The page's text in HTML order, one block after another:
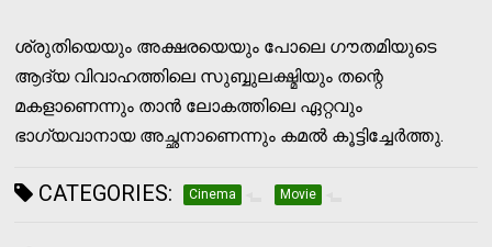
ശ്രുതിയെയും അക്ഷരയെയും പോലെ ഗൗതമിയുടെ
ആദ്യ വിവാഹത്തിലെ സുബ്ബുലക്ഷ്മിയും തന്റെ
മകളാണെന്നും താന്‍ ലോകത്തിലെ ഏറ്റവും
ഭാഗ്യവാനായ അച്ഛനാണെന്നും കമല്‍ കൂട്ടിച്ചേര്‍ത്തു.
CATEGORIES: Cinema Movie